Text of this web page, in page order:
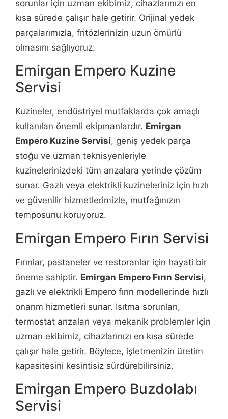
sorunlar için uzman ekibimiz, cihazlarınızı en
kısa sürede çalışır hale getirir. Orijinal yedek
parçalarımızla, fritözlerinizin uzun ömürlü
olmasını sağlıyoruz.
Emirgan Empero Kuzine
Servisi
Kuzineler, endüstriyel mutfaklarda çok amaçlı
kullanılan önemli ekipmanlardır. Emirgan
Empero Kuzine Servisi, geniş yedek parça
stoğu ve uzman teknisyenleriyle
kuzinelerinizdeki tüm arızalara yerinde çözüm
sunar. Gazlı veya elektrikli kuzineleriniz için hızlı
ve güvenilir hizmetlerimizle, mutfağınızın
temposunu koruyoruz.
Emirgan Empero Fırın Servisi
Fırınlar, pastaneler ve restoranlar için hayati bir
öneme sahiptir. Emirgan Empero Fırın Servisi,
gazlı ve elektrikli Empero fırın modellerinde hızlı
onarım hizmetleri sunar. Isıtma sorunları,
termostat arızaları veya mekanik problemler için
uzman ekibimiz, cihazlarınızı en kısa sürede
çalışır hale getirir. Böylece, işletmenizin üretim
kapasitesini kesintisiz sürdürebilirsiniz.
Emirgan Empero Buzdolabı
Servisi